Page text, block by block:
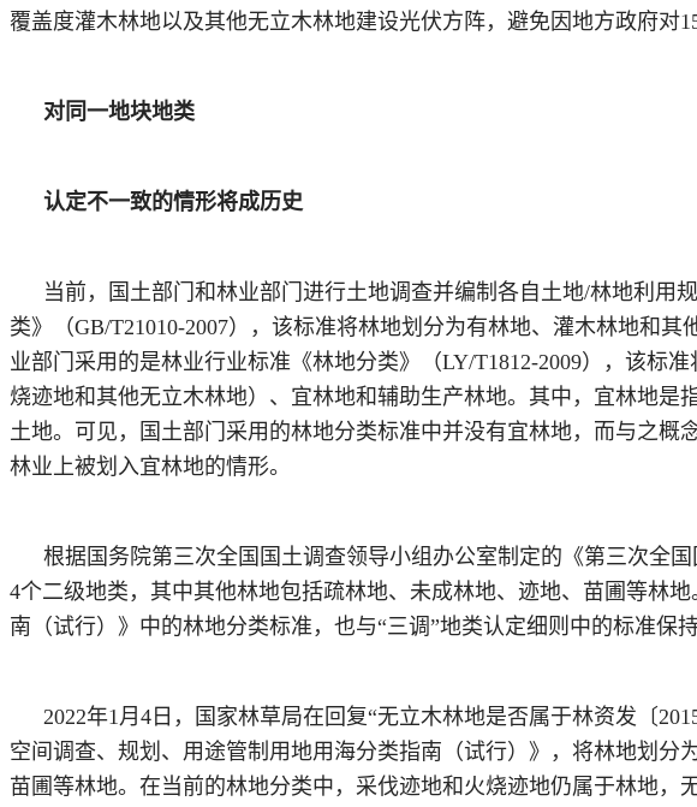
覆盖度灌木林地以及其他无立木林地建设光伏方阵，避免因地方政府对
对 同一地块地类
认定不一致的情形将成历史
当前，国土部门和林业部门进行土地调查并编制各自土地/林地利用
类》（GB/T21010-2007），该标准将林地划分为有林地、灌木林地和
业部门采用的是林业行业标准《林地分类》（LY/T1812-2009），该标
烧迹地和其他无立木林地）、宜林地和辅助生产林地。其中，宜林地
土地。可见，国土部门采用的林地分类标准中并没有宜林地，而与之
林业上被划入宜林地的情形。
根据国务院第三次全国国土调查领导小组办公室制定的《第三次全
4个二级地类，其中其他林地包括疏林地、未成林地、迹地、苗圃等林
南（试行）》中的林地分类标准，也与“三调”地类认定细则中的标准保持
2022年1月4日，国家林草局在回复“无立木林地是否属于林资发〔
空间调查、规划、用途管制用地用海分类指南（试行）》，将林地划分
苗圃等林地。在当前的林地分类中，采伐迹地和火烧迹地仍属于林地